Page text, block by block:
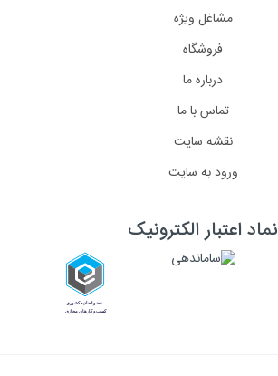
مشاغل ویژه
فروشگاه
درباره ما
تماس با ما
نقشه سایت
ورود به سایت
نماد اعتبار الکترونیک